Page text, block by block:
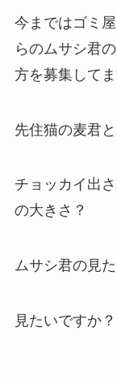
今まではゴミ
らのムサシ君
方を募集してま
先住猫の麦君
チョッカイ出
の大きさ？
ムサシ君の見
見たいですか？